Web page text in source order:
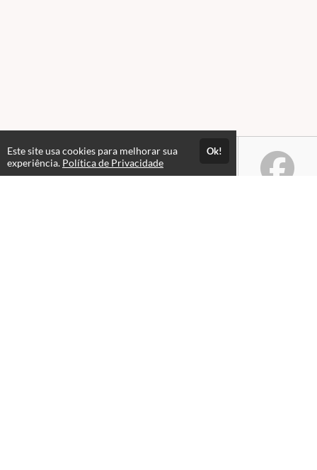
Este site usa cookies para melhorar sua
experiência. Política de Privacidade
Ok!